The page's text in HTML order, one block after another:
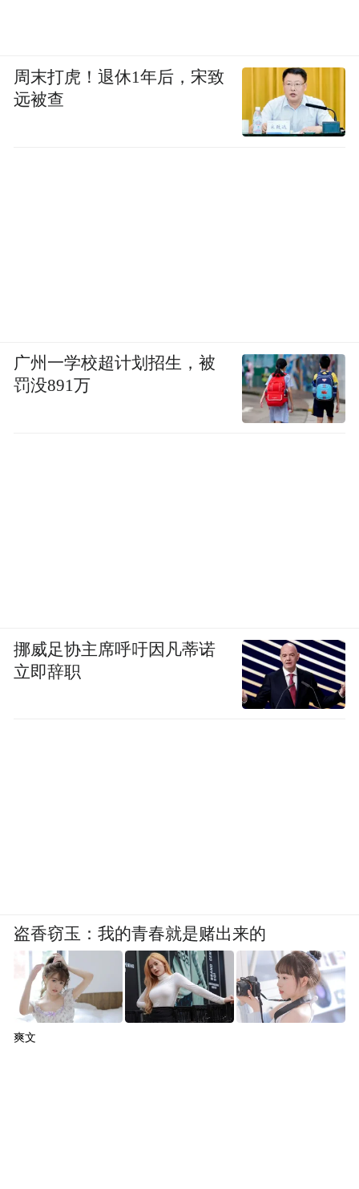
周末打虎！退休1年后，宋致
远被查
广州一学校超计划招生，被
罚没891万
挪威足协主席呼吁因凡蒂诺
立即辞职
盗香窃玉：我的青春就是赌出来的
爽文